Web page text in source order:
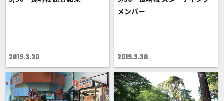
2019.3.30
メンバー
2019.3.30